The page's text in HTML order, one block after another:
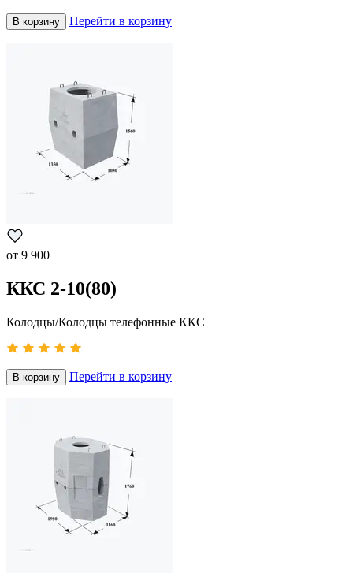
В корзину Перейти в корзину
от 9 900
ККС 2-10(80)
Колодцы/Колодцы телефонные ККС
В корзину Перейти в корзину